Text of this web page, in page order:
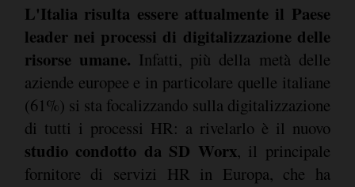
L'Italia risulta essere attualmente il Paese
leader nei processi di digitalizzazione delle
risorse umane. Infatti, più della metà delle
aziende europee e in particolare quelle italiane
(61%) si sta focalizzando sulla digitalizzazione
di tutti i processi HR: a rivelarlo è il nuovo
studio condotto da SD Worx, il principale
fornitore di servizi HR in Europa, che ha